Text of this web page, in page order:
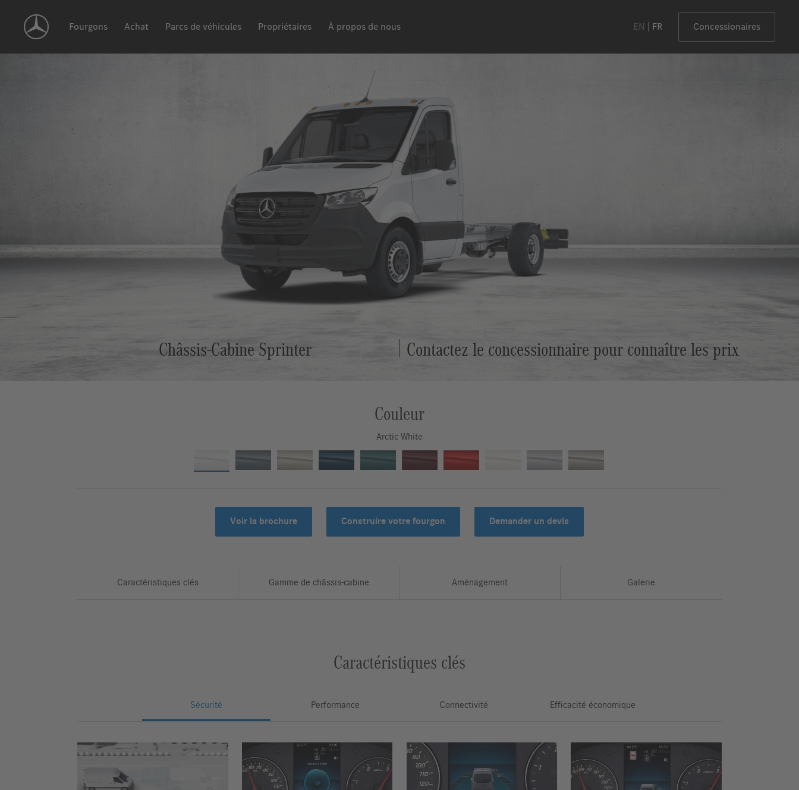
Navigation
Fourgons Achat Parcs de véhicules Propriétaires À propos de nous EN FR Concessionaires
Châssis-Cabine Sprinter Contactez le concessionnaire pour connaître les prix
Couleur
Arctic White
Voir la brochure Construire votre fourgon Demander un devis
Caractéristiques clés Gamme de châssis-cabine Aménagement Galerie
Caractéristiques clés
Sécurité Performance Connectivité Efficacité économique